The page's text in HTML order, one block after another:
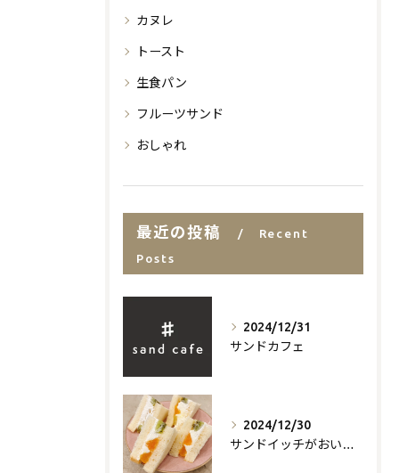
カヌレ
トースト
生食パン
フルーツサンド
おしゃれ
最近の投稿
Recent
Posts
2024/12/31
サンドカフェ
2024/12/30
サンドイッチがおいしいお店